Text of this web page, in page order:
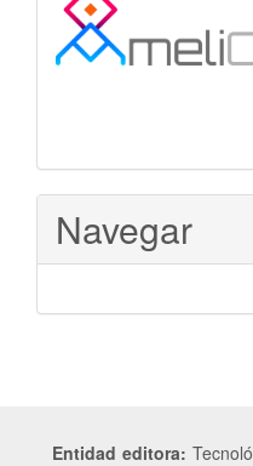
Navegar
Entidad editora: